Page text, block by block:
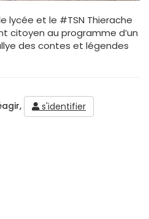
lycée et le #TSN Thierache
citoyen au programme d’un
des contes et légendes
s'identifier